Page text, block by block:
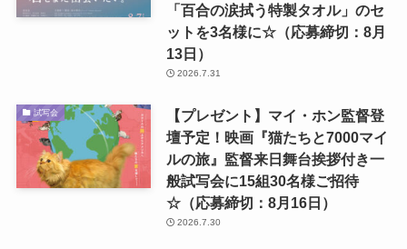
「百合の涙拭う特製タオル」のセ
ットを3名様に☆（応募締切：8月
13日）
2026.7.31
試写会
【プレゼント】マイ・ホン監督登
壇予定！映画『猫たちと7000マイ
ルの旅』監督来日舞台挨拶付き一
般試写会に15組30名様ご招待
☆（応募締切：8月16日）
2026.7.30